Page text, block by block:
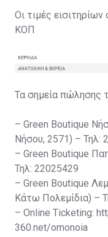
Οι τιμές
ΚΟΠ
Τα σημεία πώλησης
– Green Boutique
Νήσου, 2571) – Τηλ:
– Green Boutique
Τηλ: 22025429
– Green Boutique
Κάτω Πολεμίδια) –
– Online Ticketing:
360.net/omonoia